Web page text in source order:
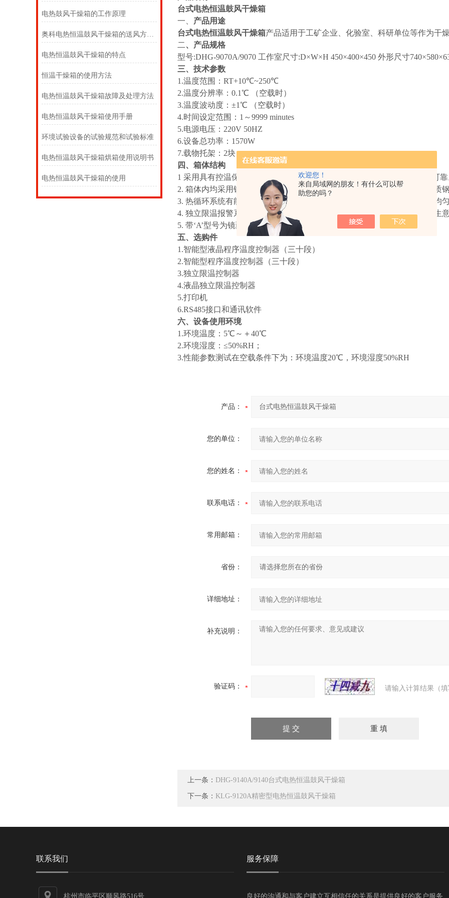
欢迎您！
来自局域网的朋友！有什么可以帮
助您的吗？
电热鼓风干燥箱的工作原理
奥科电热恒温鼓风干燥箱的送风方式？
电热恒温鼓风干燥箱的特点
恒温干燥箱的使用方法
电热恒温鼓风干燥箱故障及处理方法
电热恒温鼓风干燥箱使用手册
环境试验设备的试验规范和试验标准
电热恒温鼓风干燥箱烘箱使用说明书
电热恒温鼓风干燥箱的使用
台式电热恒温鼓风干燥箱
一、 产品用途
台式电热恒温鼓风干燥箱产品适用于工矿企业、化验室、科研单位等作为干
二、 产品规格
型号:DHG-9070A/9070 工作室尺寸:D×W×H 450×400×450 外形尺寸
三、技术参数
1.温度范围：RT+10℃~250℃
2.温度分辨率：0.1℃ （空载时）
3.温度波动度：±1℃ （空载时）
4.时间设定范围：1～9999 minutes
5.电源电压：220V 50HZ
6.设备总功率：1570W
7.载物托架：2块
四、箱体结构
1 采用具有控温保护、带有定时功能的数字显示微电脑控制器，控温精确可靠
2. 箱体内均采用镜面不锈钢或拉丝板材料氩弧焊制作而成，箱体外采用优质
3. 热循环系统有能在高温下连续运转的风机和合适风道组成，工作室温度均匀
4. 独立限温报警系统，超过限制温度即自动中断，保证实验安全运行不发生意
5. 带‘A’型号为镜面不锈钢内胆材质，不带‘A’型号为镀锌板内胆材质
五、选购件
1.智能型液晶程序温度控制器（三十段）
2.智能型程序温度控制器（三十段）
3.独立限温控制器
4.液晶独立限温控制器
5.打印机
6.RS485接口和通讯软件
六、 设备使用环境
1.环境温度：5℃～＋40℃
2.环境湿度：≤50%RH；
3.性能参数测试在空载条件下为：环境温度20℃，环境湿度50%RH
产品：
您的单位：
您的姓名：
联系电话：
常用邮箱：
省份：
详细地址：
补充说明：
验证码： 请输入计算结果（
上一条： DHG-9140A/9140台式电热恒温鼓风干燥箱
下一条： KLG-9120A精密型电热恒温鼓风干燥箱
联系我们
杭州市临平区顺风路516号
服务保障
良好的沟通和与客户建立互相信任的关系是提供良好的客户服务